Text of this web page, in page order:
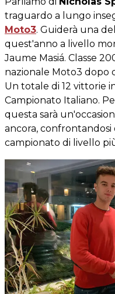
traguardo a lungo
Moto3. Guiderà una
quest'anno a livello
Jaume Masiá. Classe
nazionale Moto3 dopo
Un totale di 12 vittorie
Campionato Italiano.
questa sarà
ancora,
campionato di livello